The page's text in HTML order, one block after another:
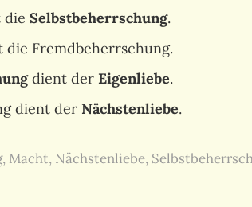
Selbstbeherrschung.
die Fremdbeherrschung.
dient der Eigenliebe.
dient der Nächstenliebe.
, Macht, Nächstenliebe,